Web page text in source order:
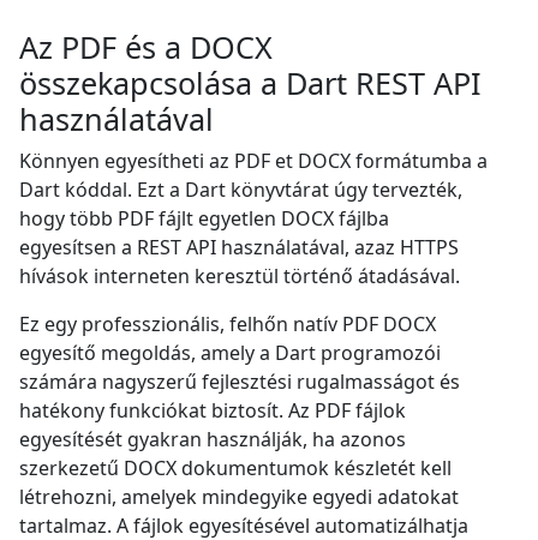
Az PDF és a DOCX
összekapcsolása a Dart REST API
használatával
Könnyen egyesítheti az PDF et DOCX formátumba a
Dart kóddal. Ezt a Dart könyvtárat úgy tervezték,
hogy több PDF fájlt egyetlen DOCX fájlba
egyesítsen a REST API használatával, azaz HTTPS
hívások interneten keresztül történő átadásával.
Ez egy professzionális, felhőn natív PDF DOCX
egyesítő megoldás, amely a Dart programozói
számára nagyszerű fejlesztési rugalmasságot és
hatékony funkciókat biztosít. Az PDF fájlok
egyesítését gyakran használják, ha azonos
szerkezetű DOCX dokumentumok készletét kell
létrehozni, amelyek mindegyike egyedi adatokat
tartalmaz. A fájlok egyesítésével automatizálhatja